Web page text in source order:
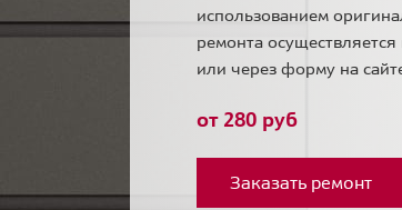
использованием
ремонта
или через форму на
от 280 руб
Заказать ремонт